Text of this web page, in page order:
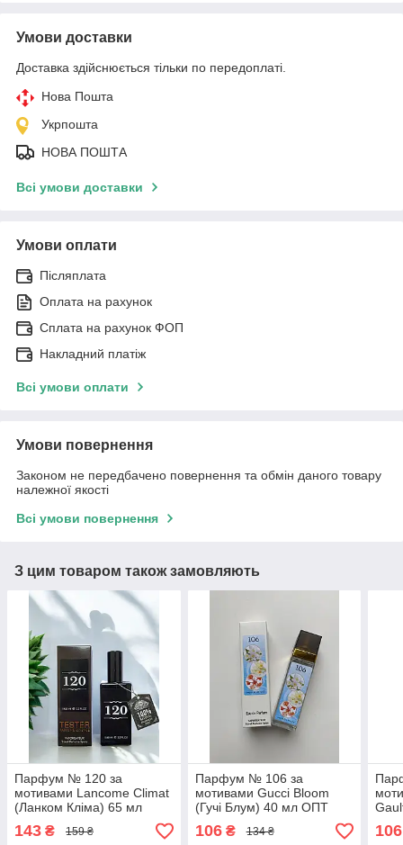
Умови доставки
Доставка здійснюється тільки по передоплаті.
Нова Пошта
Укрпошта
НОВА ПОШТА
Всі умови доставки
Умови оплати
Післяплата
Оплата на рахунок
Сплата на рахунок ФОП
Накладний платіж
Всі умови оплати
Умови повернення
Законом не передбачено повернення та обмін даного товару
належної якості
Всі умови повернення
З цим товаром також замовляють
Парфум № 120 за
мотивами Lancome Climat
(Ланком Кліма) 65 мл
143 ₴ 159 ₴
Парфум № 106 за
мотивами Gucci Bloom
(Гучі Блум) 40 мл ОПТ
106₴ 134 ₴
ОПТ
106